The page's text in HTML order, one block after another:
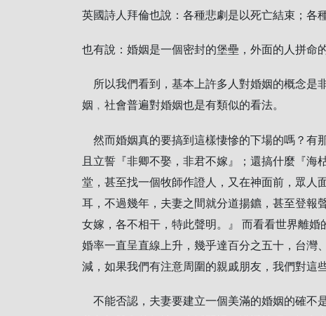
英國詩人拜倫也說：各種悲劇是以死亡結束；各
也有說：婚姻是一個密封的堡壘，外面的人拼命
所以我們看到，基本上許多人對婚姻的概念是
姻﹐社會普遍對婚姻也是有類似的看法。
然而婚姻真的要搞到這樣悽慘的下場的嗎？有
且立誓『非卿不娶，非君不嫁』；還搞什麼『
堂，甚至找一個牧師作證人，又在神面前，眾人
耳，不過幾年，夫妻之間就分道揚鑣，甚至登報
女嫁，各不相干，特此聲明。』 而看看世界離
婚率一直呈直線上升，幾乎達百分之五十，台灣
減，如果我們有注意周圍的親戚朋友，我們對這
不能否認，夫妻要建立一個美滿的婚姻的確不